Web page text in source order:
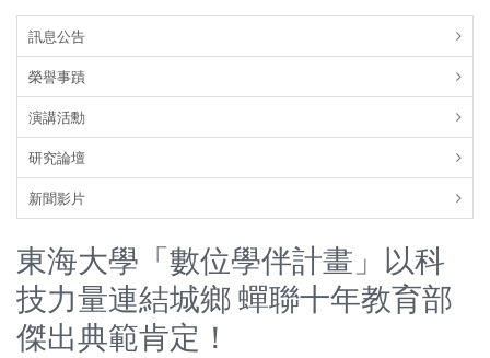
訊息公告
榮譽事蹟
演講活勳
研究論壇
新聞影片
東海大學「數位學伴計畫」以科
技力量連結城鄉 蟬聯十年教育部
傑出典範肯定！